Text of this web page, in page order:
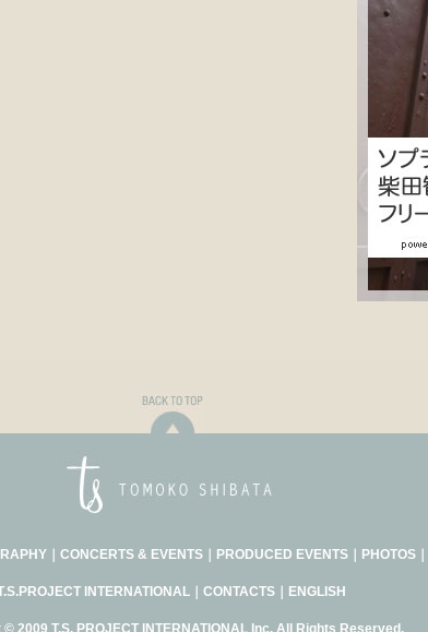
｜ CONCERTS & EVENTS｜ PRODUCED EVENTS｜ PHOTOS｜
INTERNATIONAL CONTACTS ENGLISH
2009 T.S. PROJECT INTERNATIONAL Inc. All Rights Reserved.